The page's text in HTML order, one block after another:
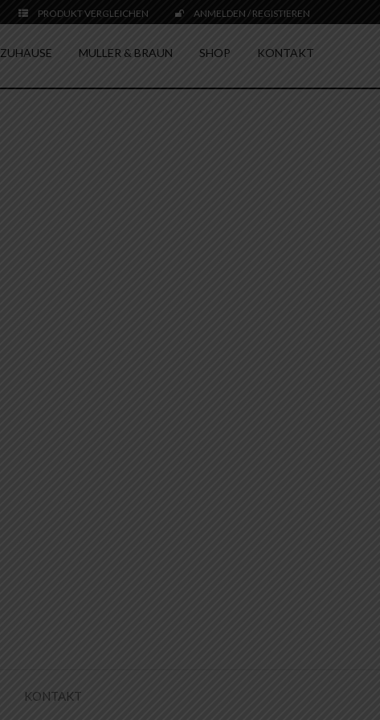
PRODUKT VERGLEICHEN ANMELDEN / REGISTIEREN
ZUHAUSE MULLER & BRAUN SHOP KONTAKT
KONTAKT